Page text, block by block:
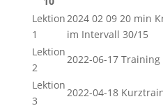
Lektion
1
2024 02 09 20 min
im Intervall 30/15
Lektion
2
2022-06-17
Lektion
3
2022-04-18